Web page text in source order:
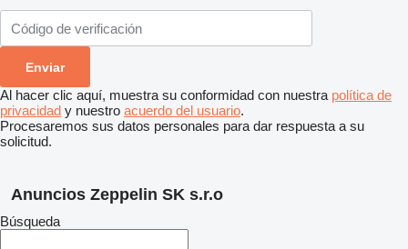
Al hacer clic aquí, muestra su conformidad con nuestra política de
privacidad y nuestro acuerdo del usuario.
Procesaremos sus datos personales para dar respuesta a su
solicitud.
Anuncios Zeppelin SK s.r.o
Búsqueda